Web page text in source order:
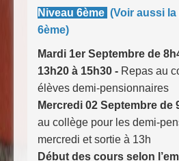
Niveau 6ème (Voir aussi
6ème)
Mardi 1er Septembre de
13h20 à 15h30 - Repas au
élèves demi-pensionnaires
Mercredi 02 Septembre de
au collège pour les demi-
mercredi et sortie à 13h
Début des cours selon